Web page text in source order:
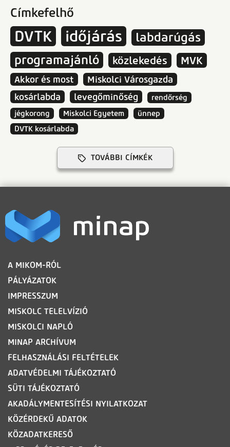
Címkefelhő
DVTK időjárás
labdarúgás
programajánló
közlekedés MVK
Akkor és most
Miskolci Városgazda
kosárlabda
levegőminőség
rendőrség
jégkorong
Miskolci Egyetem
ünnep
DVTK kosárlabda
TOVÁBBI CÍMKÉK
LÁBLÉC
A MIKOM-RÓL
PÁLYÁZATOK
IMPRESSZUM
MISKOLC TELELVÍZIÓ
MISKOLCI NAPLÓ
MINAP ARCHÍVUM
FELHASZNÁLÁSI FELTÉTELEK
ADATVÉDELMI TÁJÉKOZTATÓ
SÜTI TÁJÉKOZTATÓ
AKADÁLYMENTESÍTÉSI NYILATKOZAT
KÖZÉRDEKŰ ADATOK
KÖZADATKERESŐ